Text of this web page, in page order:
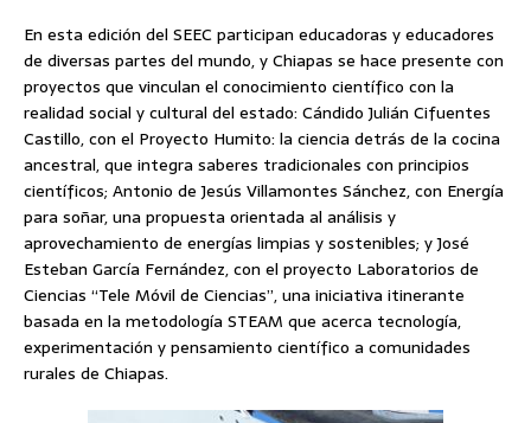
En esta edición del SEEC participan educadoras y educadores
de diversas partes del mundo, y Chiapas se hace presente con
proyectos que vinculan el conocimiento científico con la
realidad social y cultural del estado: Cándido Julián Cifuentes
Castillo, con el Proyecto Humito: la ciencia detrás de la cocina
ancestral, que integra saberes tradicionales con principios
científicos; Antonio de Jesús Villamontes Sánchez, con Energía
para soñar, una propuesta orientada al análisis y
aprovechamiento de energías limpias y sostenibles; y José
Esteban García Fernández, con el proyecto Laboratorios de
Ciencias “Tele Móvil de Ciencias”, una iniciativa itinerante
basada en la metodología STEAM que acerca tecnología,
experimentación y pensamiento científico a comunidades
rurales de Chiapas.